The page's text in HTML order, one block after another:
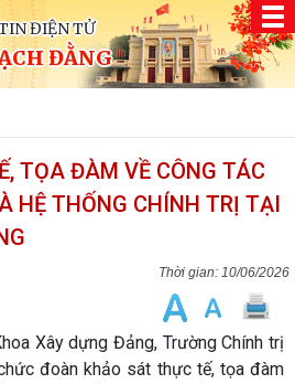
ĐIỆN TỬ
ĐẰNG
TỌA ĐÀM VỀ CÔNG TÁC
HỆ THỐNG CHÍNH TRỊ TẠI
10/06/2026
Xây dựng Đảng, Trường Chính trị
đoàn khảo sát thực tế, tọa đàm